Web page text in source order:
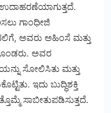
ಉದಾಹರಣೆಯಾಗುತ್ತದೆ.
ಗಾಂಧೀಜಿ
ಅವರು ಅಹಿಂಸೆ ಮತ್ತು
ಅವರ
ಸೋಲಿಸಿತು ಮತ್ತು
ಇದು ಬುದ್ಧಿಶಕ್ತಿ
ಸಾಬೀತುಪಡಿಸುತ್ತದೆ.